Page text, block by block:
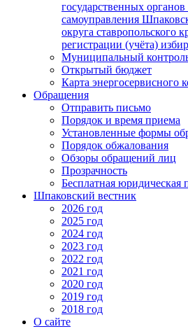
государственных
самоуправления
округа ставропольского
регистрации (учёта)
Муниципальный
Открытый бюджет
Карта энергосервисного
Обращения
Отправить письмо
Порядок и время приема
Установленные формы
Порядок обжалования
Обзоры обращений лиц
Прозрачность
Бесплатная юридическая
Шпаковский вестник
2026 год
2025 год
2024 год
2023 год
2022 год
2021 год
2020 год
2019 год
2018 год
О сайте